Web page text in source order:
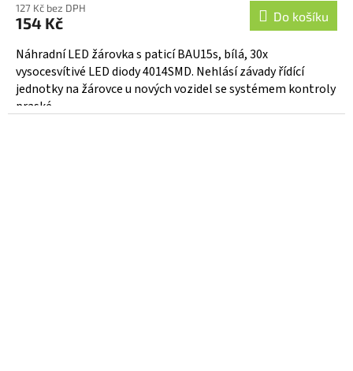
127 Kč bez DPH
154 Kč Do košíku
Náhradní LED žárovka s paticí BAU15s, bílá, 30x
vysocesvítivé LED diody 4014SMD. Nehlásí závady řídící
jednotky na žárovce u nových vozidel se systémem kontroly
praské...